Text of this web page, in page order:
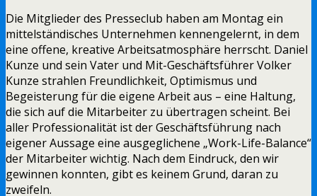
Die Mitglieder des Presseclub haben am Montag ein
mittelständisches Unternehmen kennengelernt, in dem
eine offene, kreative Arbeitsatmosphäre herrscht. Daniel
Kunze und sein Vater und Mit-Geschäftsführer Volker
Kunze strahlen Freundlichkeit, Optimismus und
Begeisterung für die eigene Arbeit aus – eine Haltung,
die sich auf die Mitarbeiter zu übertragen scheint. Bei
aller Professionalität ist der Geschäftsführung nach
eigener Aussage eine ausgeglichene „Work-Life-Balance“
der Mitarbeiter wichtig. Nach dem Eindruck, den wir
gewinnen konnten, gibt es keinem Grund, daran zu
zweifeln.